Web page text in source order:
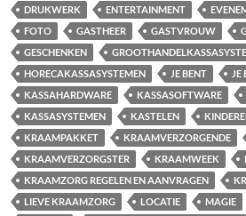
DRUKWERK
ENTERTAINMENT
FOTO
GASTHEER GASTVROUW
GESCHENKEN
HORECAKASSASYSTEMEN
JE BENT
JE
KASSAHARDWARE
KASSASOFTWARE
KASSASYSTEMEN
KASTELEN
KRAAMPAKKET
KRAAMVERZORGENDE
KRAAMVERZORGSTER
KRAAMWEEK
KRAAMZORG REGELEN EN AANVRAGEN
LIEVE KRAAMZORG
LOCATIE MAGIE